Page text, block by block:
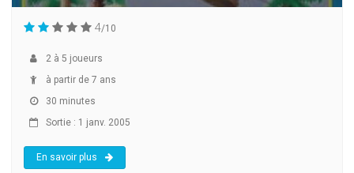
4/10
2 à 5 joueurs
à partir de 7 ans
30 minutes
Sortie : 1 janv. 2005
En savoir plus